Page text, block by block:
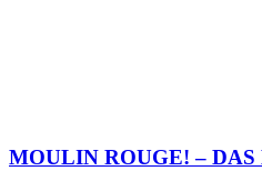
MOULIN ROUGE! –